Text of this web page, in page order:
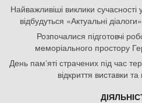
Найважливіші виклики сучасності
відбудуться «Актуальні
Розпочалися підготовчі
меморіального простору
День памʼяті страчених під час
відкриття виставки